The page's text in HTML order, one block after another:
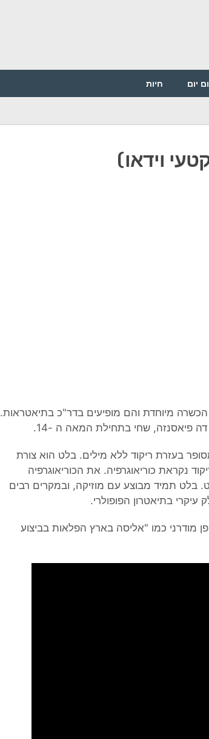
יום חיות
וידאו)
מיוחדת והם מופיעים בדר"כ בתיאטראות.
פיאסנזה, שחי בתחילת המאה ה -14.
בעזרת ריקוד ללא מילים. בלט הוא צורת
נקראת כוריאוגרפיה. את הכוריאוגרפיה
בלט תמיד מבוצע עם מוזיקה, ובמקרים רבים
בתיאטרון הפופולרי.
מודרני כמו "אליסה בארץ הפלאות בביצוע